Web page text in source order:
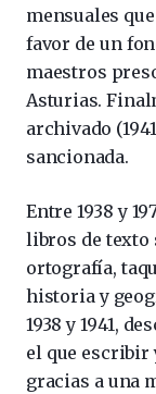
mensuales
favor de un
maestros
Asturias.
archivado
sancionada.
Entre 1938 y
libros de texto
ortografía,
historia y
1938 y 1941,
el que escribir
gracias a una